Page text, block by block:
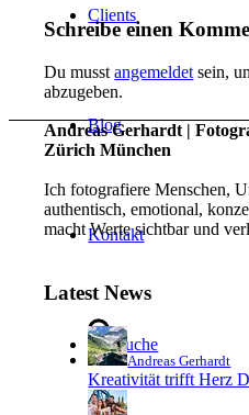
Clients
Blog
Kontakt
Suche
Schreibe einen
Du musstangemeldet sein,
abzugeben.
Andreas Gerhardt |
Zürich München
Ich fotografiere Menschen,
authentisch, emotional,
macht Werte sichtbar und
Latest News
Andreas Gerhardt
Kreativität trifft Herz